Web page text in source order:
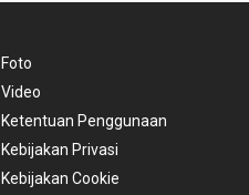
Foto
Video
Ketentuan Penggunaan
Kebijakan Privasi
Kebijakan Cookie